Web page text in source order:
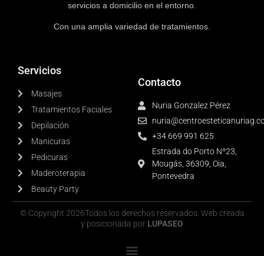
servicios a domicilio en el entorno.
Con una amplia variedad de tratamientos.
Servicios
Masajes
Tratamientos Faciales
Depilación
Manicuras
Pedicuras
Maderoterapia
Beauty Party
Contacto
Nuria Gonzalez Pérez
+34 669 991 625
Estrada do Porto Nº23,
Mougás, 36309, Oia,
Pontevedra
© Copyright 2026Todos los derechos reservados. Web creada
y posicionada por LUPASEO